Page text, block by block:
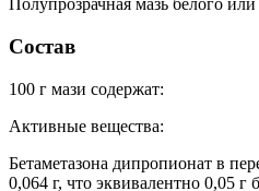
Полупрозрачная мазь белого
Состав
100 г мази содержат:
Активные вещества:
Бетаметазона дипропионат в
0,064 г, что эквивалентно 0,05 г